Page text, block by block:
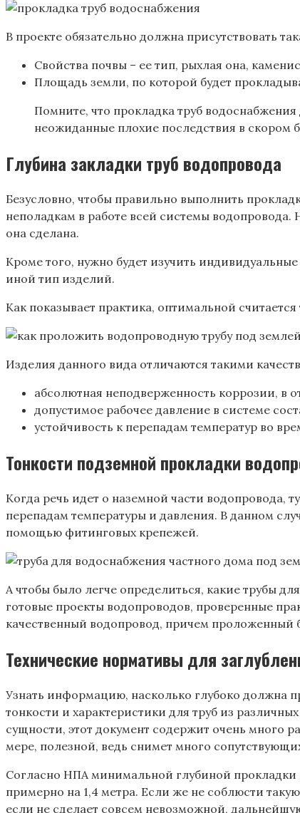
В проекте обязательно должна присутствовать
Свойства почвы – ее тип, рыхлая она,
Площадь земли, по которой будет
Помните, что прокладка труб
неожиданные плохие последствия в скором
Глубина закладки труб водопровода
Безусловно, чтобы правильно выполнить
неполадкам в работе всей системы
она сделана.
Кроме того, нужно будет изучить
иной тип изделий.
Как показывает практика, оптимальной
Изделия данного вида отличаются такими
абсолютная неподверженность коррозии, в
допустимое рабочее давление в системе
устойчивость к перепадам температур во
Тонкости подземной прокладки
Когда речь идет о наземной части водопровода,
перепадам температуры и давления. В данном
помощью фитинговых крепежей.
А чтобы было легче определиться, какие трубы
готовые проекты водопроводов, проверенные
качественный водопровод, причем проложенный
Технические нормативы для
Узнать информацию, насколько глубоко должна
тонкости и характеристики для труб из
сущности, этот документ содержит очень много
мере, полезной, ведь снимет много
Согласно НПА минимальной глубиной прокладки
примерно на 1,4 метра. Если же не соблюсти
если не сделает совсем невозможной,